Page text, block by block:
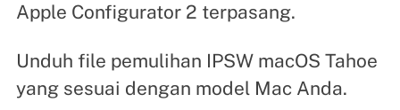
Apple Configurator 2 terpasang.
Unduh file pemulihan IPSW macOS Tahoe
yang sesuai dengan model Mac Anda.